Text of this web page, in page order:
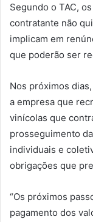
Segundo o TAC,
contratante não
implicam em
que poderão ser
Nos próximos
a empresa que
vinícolas que
prosseguimento
individuais e
obrigações que
“Os próximos
pagamento dos